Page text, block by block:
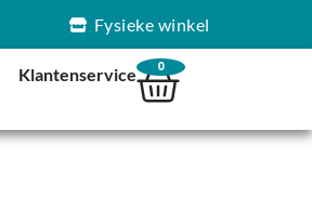
Fysieke winkel
Klantenservice 0